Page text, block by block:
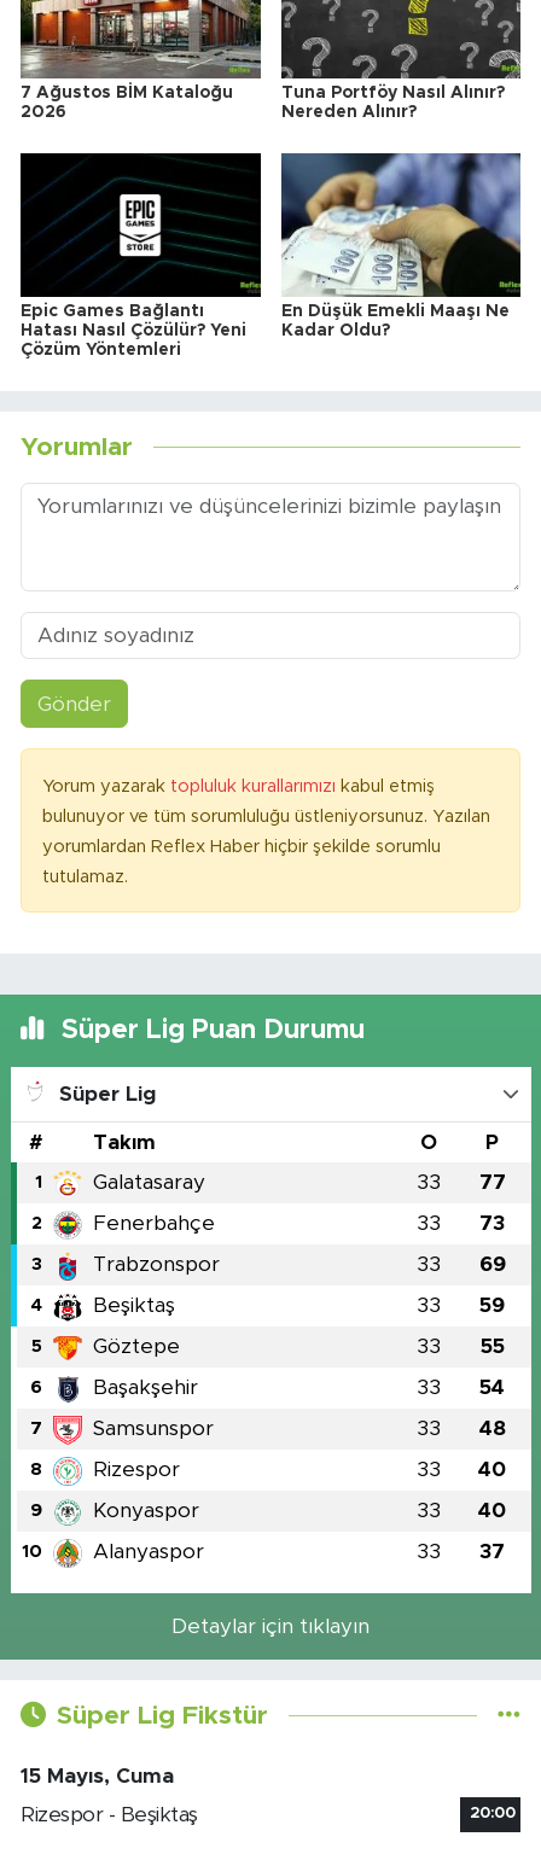
7 Ağustos BİM Kataloğu
2026
Tuna Portföy Nasıl Alınır?
Nereden Alınır?
Epic Games Bağlantı
Hatası Nasıl Çözülür? Yeni
Çözüm Yöntemleri
En Düşük Emekli Maaşı Ne
Kadar Oldu?
Yorumlar
Gönder
Yorum yazarak topluluk kurallarımızı kabul etmiş
bulunuyor ve tüm sorumluluğu üstleniyorsunuz. Yazılan
yorumlardan Reflex Haber hiçbir şekilde sorumlu
tutulamaz.
Süper Lig Puan Durumu
Süper Lig
# Takım O P
1 Galatasaray 33 77
2 Fenerbahçe 33 73
3 Trabzonspor 33 69
4 Beşiktaş 33 59
5 Göztepe 33 55
6 Başakşehir 33 54
7 Samsunspor 33 48
8 Rizespor 33 40
9 Konyaspor 33 40
10 Alanyaspor 33 37
Detaylar için tıklayın
Süper Lig Fikstür
15 Mayıs, Cuma
Rizespor - Beşiktaş
20:00